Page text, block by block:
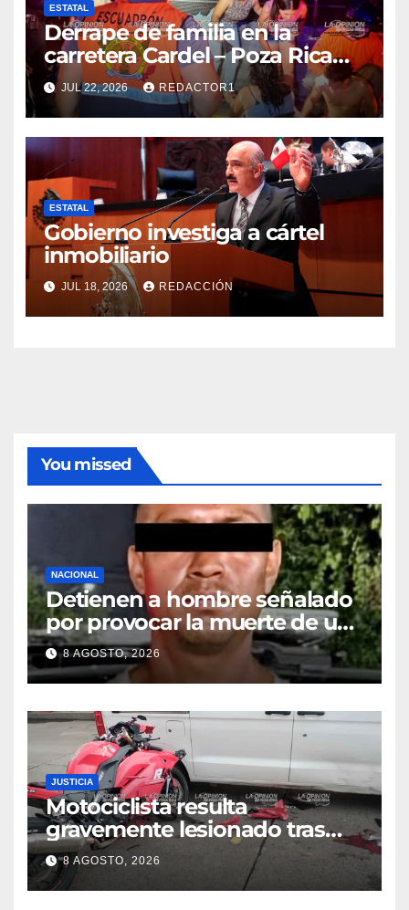
ESTATAL
Derrape de familia en la
carretera Cardel – Poza Rica
reaviva críticas por tardanza
de ambulancia municipal
JUL 22, 2026 REDACTOR1
ESTATAL
Gobierno investiga a cártel
inmobiliario
JUL 18, 2026 REDACCIÓN
You missed
NACIONAL
Detienen a hombre señalado
por provocar la muerte de un
adulto mayor
8 AGOSTO, 2026
JUSTICIA
Motociclista resulta
gravemente lesionado tras
choque en la colonia Ricardo
Flores Magón
8 AGOSTO, 2026